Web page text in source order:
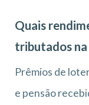
Quais
tributados
Prêmios de
e pensão